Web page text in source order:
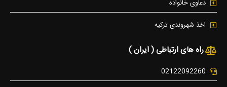
دعاوی خانواده
اخذ شهروندی ترکیه
راه های ارتباطی ( ایران )
02122092260